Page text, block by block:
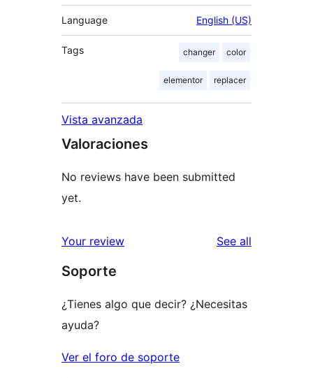
Language English (US)
Tags changer color
elementor replacer
Vista avanzada
Valoraciones
No reviews have been submitted
yet.
Your review See all
Soporte
¿Tienes algo que decir? ¿Necesitas
ayuda?
Ver el foro de soporte